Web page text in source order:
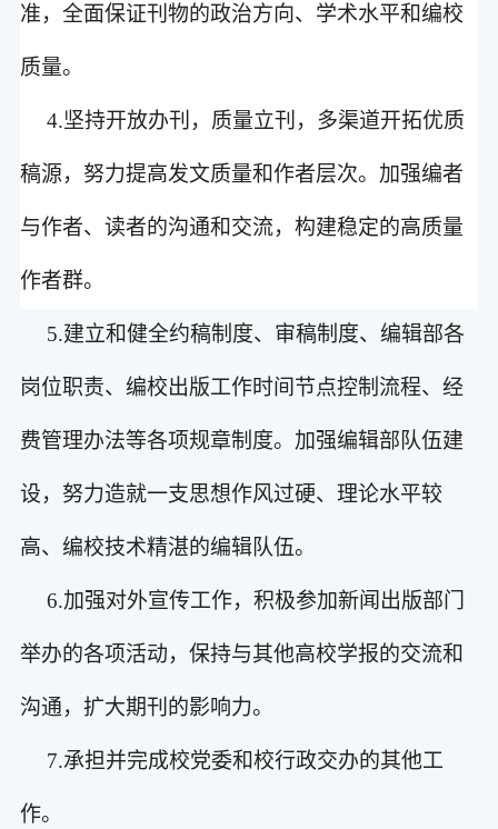
准，全面保证刊物的政治方向、学术水平和编校
质量。
4.坚持开放办刊，质量立刊，多渠道开拓优质
稿源，努力提高发文质量和作者层次。加强编者
与作者、读者的沟通和交流，构建稳定的高质量
作者群。
5.建立和健全约稿制度、审稿制度、编辑部各
岗位职责、编校出版工作时间节点控制流程、经
费管理办法等各项规章制度。加强编辑部队伍建
设，努力造就一支思想作风过硬、理论水平较
高、编校技术精湛的编辑队伍。
6.加强对外宣传工作，积极参加新闻出版部门
举办的各项活动，保持与其他高校学报的交流和
沟通，扩大期刊的影响力。
7.承担并完成校党委和校行政交办的其他工
作。